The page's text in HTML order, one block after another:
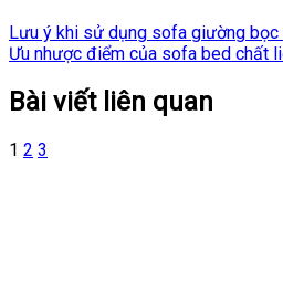
Lưu ý khi sử dụng sofa giường bọc
Ưu nhược điểm của sofa bed chất
Bài viết liên quan
1 2 3